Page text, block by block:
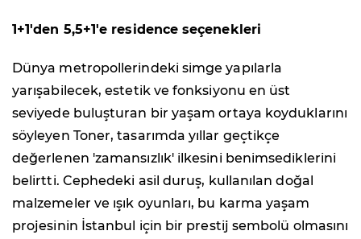
1+1'den 5,5+1'e residence seçenekleri
Dünya metropollerindeki simge yapılarla
yarışabilecek, estetik ve fonksiyonu en üst
seviyede buluşturan bir yaşam ortaya koyduklarını
söyleyen Toner, tasarımda yıllar geçtikçe
değerlenen 'zamansızlık' ilkesini benimsediklerini
belirtti. Cephedeki asil duruş, kullanılan doğal
malzemeler ve ışık oyunları, bu karma yaşam
projesinin İstanbul için bir prestij sembolü olmasını